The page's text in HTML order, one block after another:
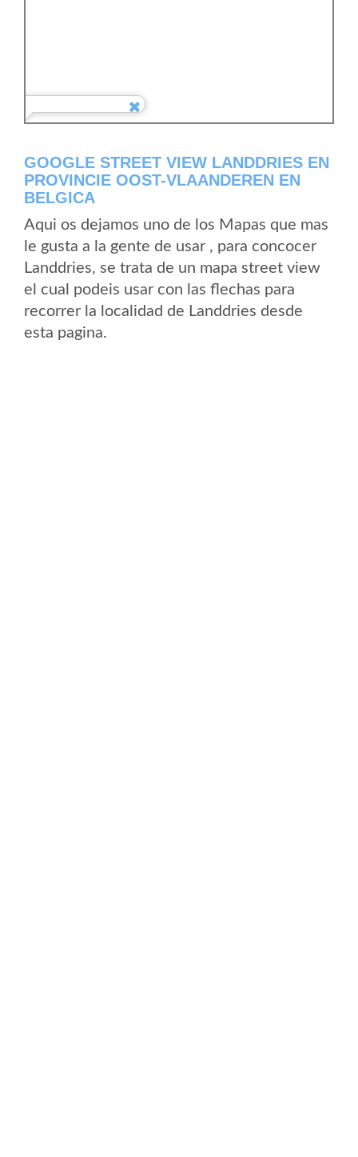
GOOGLE STREET VIEW LANDDRIES EN
PROVINCIE OOST-VLAANDEREN EN
BELGICA
Aqui os dejamos uno de los Mapas que mas
le gusta a la gente de usar , para concocer
Landdries, se trata de un mapa street view
el cual podeis usar con las flechas para
recorrer la localidad de Landdries desde
esta pagina.